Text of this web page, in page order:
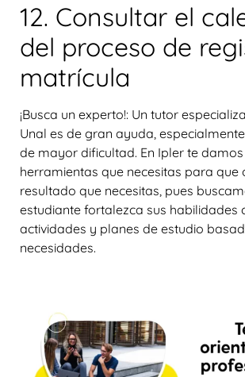
12. Consultar el
del proceso de
matrícula
¡Busca un experto!: Un tutor
Unal es de gran ayuda,
de mayor dificultad. En Ipler te
herramientas que necesitas para que
resultado que necesitas, pues
estudiante fortalezca sus habilidades
actividades y planes de estudio
necesidades.